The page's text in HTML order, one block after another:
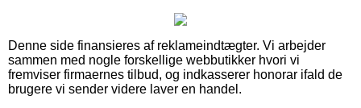
Denne side finansieres af reklameindtægter. Vi arbejder
sammen med nogle forskellige webbutikker hvori vi
fremviser firmaernes tilbud, og indkasserer honorar ifald de
brugere vi sender videre laver en handel.